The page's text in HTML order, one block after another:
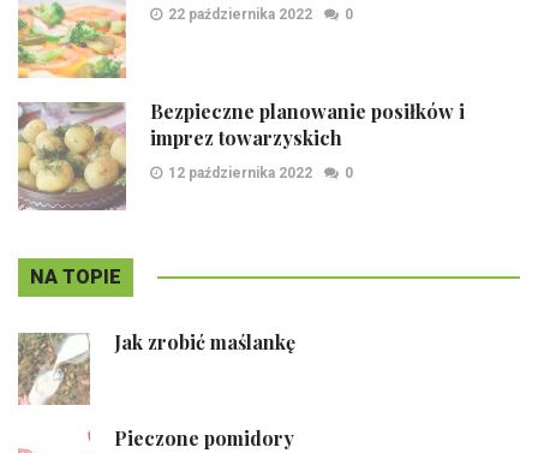
22 października 2022 0
Bezpieczne planowanie posiłków i
imprez towarzyskich
12 października 2022 0
NA TOPIE
Jak zrobić maślankę
Pieczone pomidory